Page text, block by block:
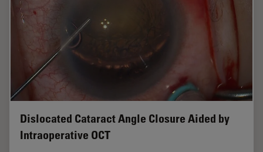
Dislocated Cataract Angle Closure Aided by
Intraoperative OCT